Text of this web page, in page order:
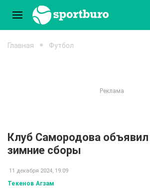
Главная Футбол
Клуб Самородова
зимние сборы
11 декабря 2024, 19:09
Текенов Агзам